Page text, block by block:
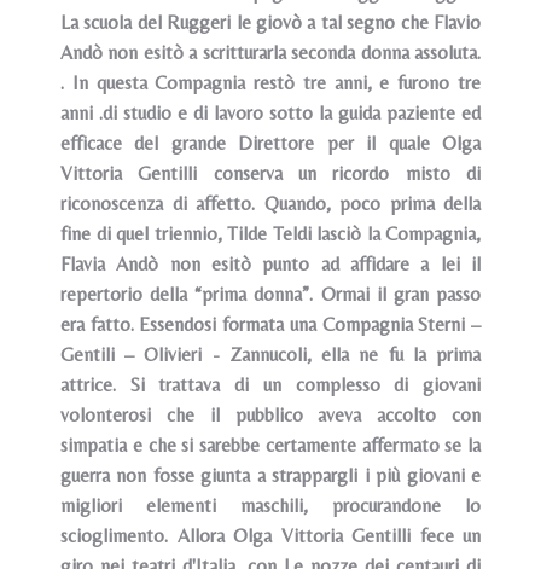
La scuola del Ruggeri le giovò a tal segno che Flavio
Andò non esitò a scritturarla seconda donna assoluta.
. In questa Compagnia restò tre anni, e furono tre
anni .di studio e di lavoro sotto la guida paziente ed
efficace del grande Direttore per il quale Olga
Vittoria Gentilli conserva un ricordo misto di
riconoscenza di affetto. Quando, poco prima della
fine di quel triennio, Tilde Teldi lasciò la Compagnia,
Flavia Andò non esitò punto ad affidare a lei il
repertorio della “prima donna”. Ormai il gran passo
era fatto. Essendosi formata una Compagnia Sterni –
Gentili – Olivieri - Zannucoli, ella ne fu la prima
attrice. Si trattava di un complesso di giovani
volonterosi che il pubblico aveva accolto con
simpatia e che si sarebbe certamente affermato se la
guerra non fosse giunta a strappargli i più giovani e
migliori elementi maschili, procurandone lo
scioglimento. Allora Olga Vittoria Gentilli fece un